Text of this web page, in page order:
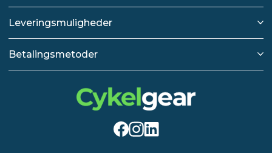
Leveringsmuligheder
Betalingsmetoder